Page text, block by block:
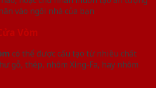
vào ngôi nhà của bạn
Vòm
có thể được cấu tạo từ nhiều chất
gỗ, thép, nhôm Xing-Fa, hay nhôm